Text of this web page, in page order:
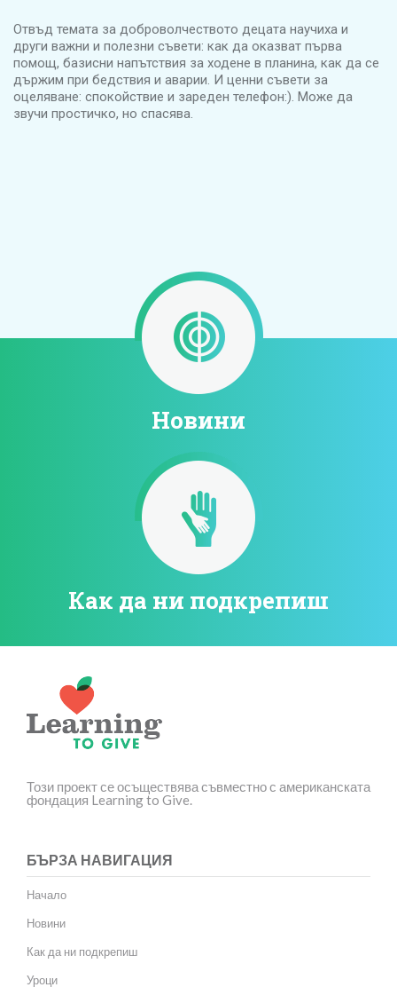
Отвъд темата за доброволчеството децата научиха и
други важни и полезни съвети: как да оказват първа
помощ, базисни напътствия за ходене в планина, как да се
държим при бедствия и аварии. И ценни съвети за
оцеляване: спокойствие и зареден телефон:). Може да
звучи простичко, но спасява.
Новини
Как да ни подкрепиш
Този проект се осъществява съвместно с американската
фондация Learning to Give.
БЪРЗА НАВИГАЦИЯ
Начало
Новини
Как да ни подкрепиш
Уроци